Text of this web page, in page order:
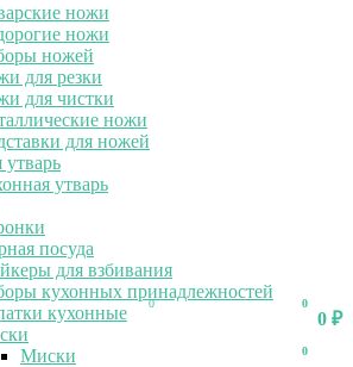
0
0 ₽
0
0
ножи
ножи
ножей
для резки
для чистки
ножи
для ножей
утварь
утварь
посуда
для взбивания
кухонных принадлежностей
кухонные
Миски